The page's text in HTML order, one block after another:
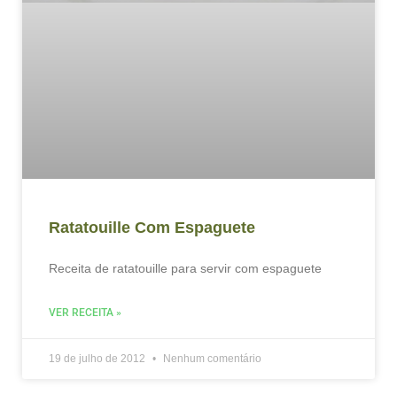
Ratatouille Com Espaguete
Receita de ratatouille para servir com espaguete
VER RECEITA »
19 de julho de 2012 Nenhum comentário